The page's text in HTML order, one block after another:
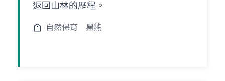
返回山林的歷程。
自然保育 黑熊